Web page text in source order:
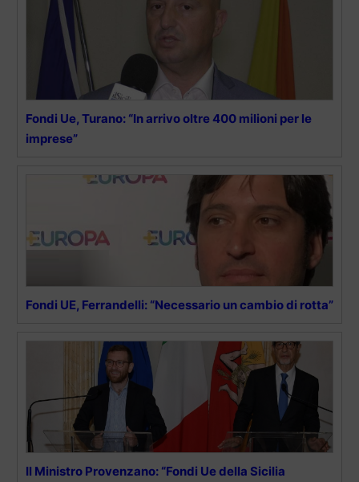
Fondi Ue, Turano: “In arrivo oltre 400 milioni per le
imprese”
Fondi UE, Ferrandelli: “Necessario un cambio di rotta”
Il Ministro Provenzano: “Fondi Ue della Sicilia